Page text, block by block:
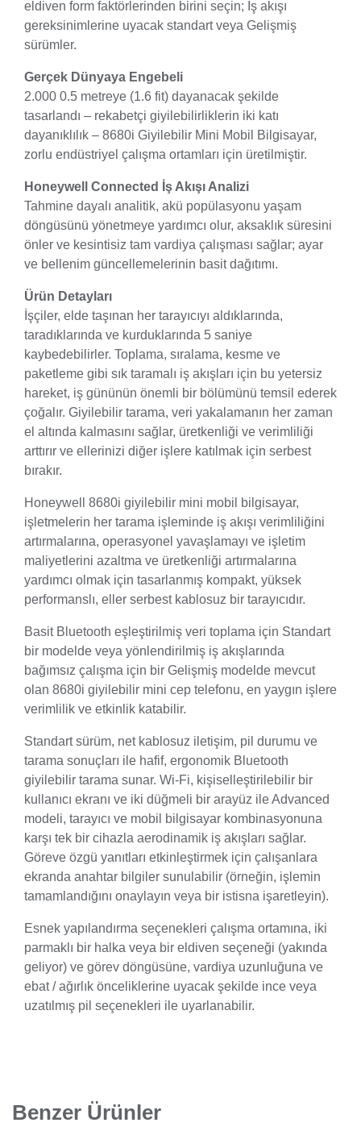
eldiven form faktörlerinden birini seçin; İş akışı
gereksinimlerine uyacak standart veya Gelişmiş
sürümler.
Gerçek Dünyaya Engebeli
2.000 0.5 metreye (1.6 fit) dayanacak şekilde
tasarlandı – rekabetçi giyilebilirliklerin iki katı
dayanıklılık – 8680i Giyilebilir Mini Mobil Bilgisayar,
zorlu endüstriyel çalışma ortamları için üretilmiştir.
Honeywell Connected İş Akışı Analizi
Tahmine dayalı analitik, akü popülasyonu yaşam
döngüsünü yönetmeye yardımcı olur, aksaklık süresini
önler ve kesintisiz tam vardiya çalışması sağlar; ayar
ve bellenim güncellemelerinin basit dağıtımı.
Ürün Detayları
İşçiler, elde taşınan her tarayıcıyı aldıklarında,
taradıklarında ve kurduklarında 5 saniye
kaybedebilirler. Toplama, sıralama, kesme ve
paketleme gibi sık taramalı iş akışları için bu yetersiz
hareket, iş gününün önemli bir bölümünü temsil ederek
çoğalır. Giyilebilir tarama, veri yakalamanın her zaman
el altında kalmasını sağlar, üretkenliği ve verimliliği
arttırır ve ellerinizi diğer işlere katılmak için serbest
bırakır.
Honeywell 8680i giyilebilir mini mobil bilgisayar,
işletmelerin her tarama işleminde iş akışı verimliliğini
artırmalarına, operasyonel yavaşlamayı ve işletim
maliyetlerini azaltma ve üretkenliği artırmalarına
yardımcı olmak için tasarlanmış kompakt, yüksek
performanslı, eller serbest kablosuz bir tarayıcıdır.
Basit Bluetooth eşleştirilmiş veri toplama için Standart
bir modelde veya yönlendirilmiş iş akışlarında
bağımsız çalışma için bir Gelişmiş modelde mevcut
olan 8680i giyilebilir mini cep telefonu, en yaygın işlere
verimlilik ve etkinlik katabilir.
Standart sürüm, net kablosuz iletişim, pil durumu ve
tarama sonuçları ile hafif, ergonomik Bluetooth
giyilebilir tarama sunar. Wi-Fi, kişiselleştirilebilir bir
kullanıcı ekranı ve iki düğmeli bir arayüz ile Advanced
modeli, tarayıcı ve mobil bilgisayar kombinasyonuna
karşı tek bir cihazla aerodinamik iş akışları sağlar.
Göreve özgü yanıtları etkinleştirmek için çalışanlara
ekranda anahtar bilgiler sunulabilir (örneğin, işlemin
tamamlandığını onaylayın veya bir istisna işaretleyin).
Esnek yapılandırma seçenekleri çalışma ortamına, iki
parmaklı bir halka veya bir eldiven seçeneği (yakında
geliyor) ve görev döngüsüne, vardiya uzunluğuna ve
ebat / ağırlık önceliklerine uyacak şekilde ince veya
uzatılmış pil seçenekleri ile uyarlanabilir.
Benzer Ürünler